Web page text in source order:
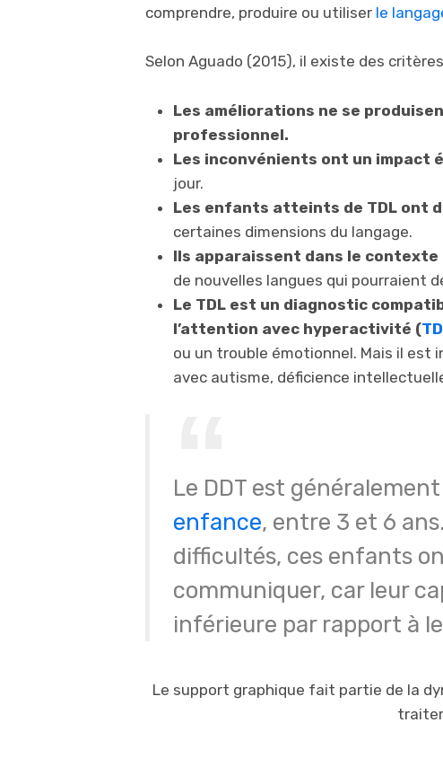
comprendre, produire ou utiliser le
Selon Aguado (2015), il existe des
Les améliorations ne se
professionnel.
Les inconvénients ont un impact
jour.
Les enfants atteints de TDL ont
certaines dimensions du langage.
Ils apparaissent dans le contexte
de nouvelles langues qui pourraient
Le TDL est un diagnostic
l’attention avec hyperactivité (
ou un trouble émotionnel. Mais il est
avec autisme, déficience
Le DDT est
enfance, entre 3 et 6
difficultés, ces enfants
communiquer, car leur
inférieure par rapport à
Le support graphique fait partie de la
traiter